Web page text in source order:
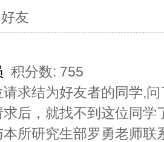
友
积分数: 755
请求结为好友者的同学,
后，就找不到这位同
本所研究生部罗勇老师联